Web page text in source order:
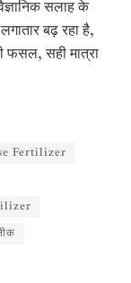
सलाह के
बढ़ रहा है,
फसल, सही मात्रा
Fertilizer